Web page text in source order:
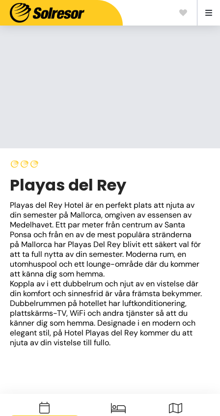
Playas del Rey
Playas del Rey Hotel är en perfekt plats att njuta av
din semester på Mallorca, omgiven av essensen av
Medelhavet. Ett par meter från centrum av Santa
Ponsa och från en av de mest populära stränderna
på Mallorca har Playas Del Rey blivit ett säkert val för
att ta full nytta av din semester. Moderna rum, en
utomhuspool och ett lounge-område där du kommer
att känna dig som hemma.
Koppla av i ett dubbelrum och njut av en vistelse där
din komfort och sinnesfrid är våra främsta bekymmer.
Dubbelrummen på hotellet har luftkonditionering,
plattskärms-TV, WiFi och andra tjänster så att du
känner dig som hemma. Designade i en modern och
elegant stil, på Hotel Playas del Rey kommer du att
njuta av din vistelse till fullo.